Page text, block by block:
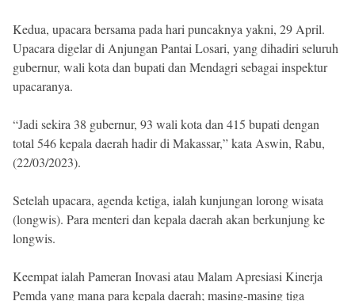
Kedua, upacara bersama pada hari puncaknya yakni, 29 April.
Upacara digelar di Anjungan Pantai Losari, yang dihadiri seluruh
gubernur, wali kota dan bupati dan Mendagri sebagai inspektur
upacaranya.
“Jadi sekira 38 gubernur, 93 wali kota dan 415 bupati dengan
total 546 kepala daerah hadir di Makassar,” kata Aswin, Rabu,
(22/03/2023).
Setelah upacara, agenda ketiga, ialah kunjungan lorong wisata
(longwis). Para menteri dan kepala daerah akan berkunjung ke
longwis.
Keempat ialah Pameran Inovasi atau Malam Apresiasi Kinerja
Pemda yang mana para kepala daerah; masing-masing tiga